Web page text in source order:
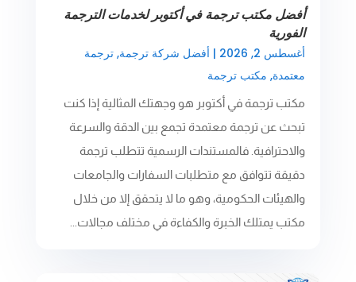
أفضل مكتب ترجمة في أكتوبر لخدمات الترجمة
الفورية
أغسطس 2, 2026 | أفضل شركة ترجمة, ترجمة
معتمدة, مكتب ترجمة
مكتب ترجمة في أكتوبر هو وجهتك المثالية إذا كنت
تبحث عن ترجمة معتمدة تجمع بين الدقة والسرعة
والاحترافية. فالمستندات الرسمية تتطلب ترجمة
دقيقة تتوافق مع متطلبات السفارات والجامعات
والهيئات الحكومية، وهو ما لا يتحقق إلا من خلال
مكتب يمتلك الخبرة والكفاءة في مختلف مجالات...